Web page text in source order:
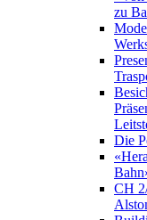
zu
Die
CH